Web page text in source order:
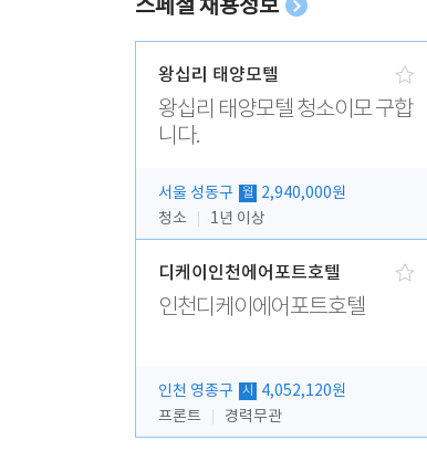
스페셜 채용정보
왕십리 태양모텔
왕십리 태양모텔 청소이모 구합
니다.
서울 성동구 월
2,940,000원
청소
1년 이상
디케이인천에어포트호텔
인천디케이에어포트호텔
인천 영종구 시
4,052,120원
프론트
경력무관